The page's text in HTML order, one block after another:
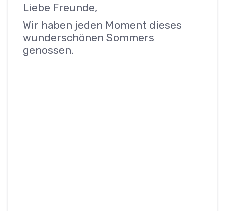
Liebe Freunde,
Wir haben jeden Moment dieses
wunderschönen Sommers
genossen.